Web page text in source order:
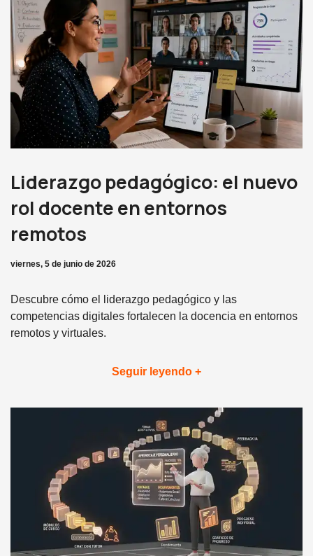
Liderazgo pedagógico: el nuevo
rol docente en entornos
remotos
viernes, 5 de junio de 2026
Descubre cómo el liderazgo pedagógico y las
competencias digitales fortalecen la docencia en entornos
remotos y virtuales.
Seguir leyendo +